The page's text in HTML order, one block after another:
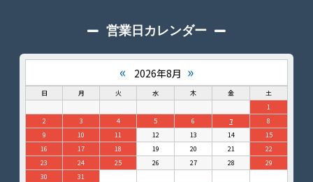
営業日カレンダー
« 2026年8月 »
日 月 火 水 木 金
土
1
2
3 4 5 6 7
8
9
10 11 12 13 14
15
16
17 18 19 20 21
22
23
24 25 26 27 28
29
30
31